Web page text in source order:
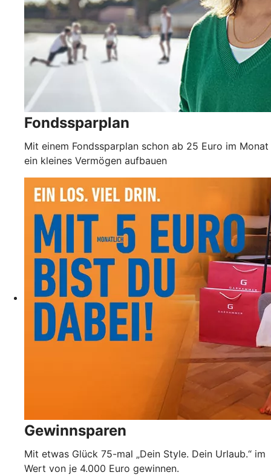
Fondssparplan
Mit einem Fondssparplan schon ab 25 Euro im Monat
ein kleines Vermögen aufbauen
Gewinnsparen
Mit etwas Glück 75-mal „Dein Style. Dein Urlaub.“ im
Wert von je 4.000 Euro gewinnen.